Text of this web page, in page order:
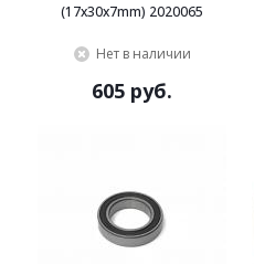
(17x30x7mm) 2020065
Нет в наличии
605 руб.